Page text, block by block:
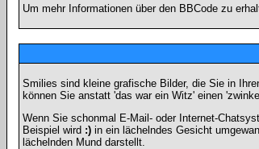
Um mehr Informationen über den BBCode zu
Smilies sind kleine grafische Bilder, die Sie in
können Sie anstatt 'das war ein Witz' einen
Wenn Sie schonmal E-Mail- oder Internet-
Beispiel wird :)in ein lächelndes Gesicht
lächelnden Mund darstellt.